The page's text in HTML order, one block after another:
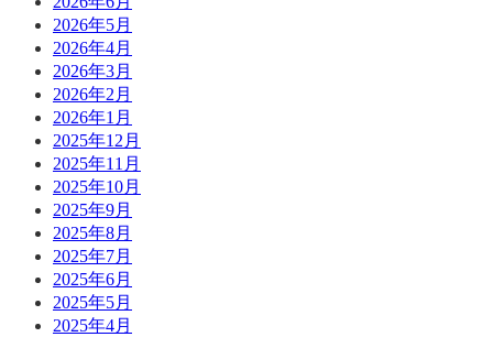
2026年5月
2026年4月
2026年3月
2026年2月
2026年1月
2025年12月
2025年11月
2025年10月
2025年9月
2025年8月
2025年7月
2025年6月
2025年5月
2025年4月